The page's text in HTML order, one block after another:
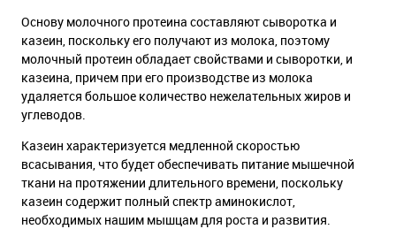
Основу молочного протеина составляют сыворотка и
казеин, поскольку его получают из молока, поэтому
молочный протеин обладает свойствами и сыворотки, и
казеина, причем при его производстве из молока
удаляется большое количество нежелательных жиров и
углеводов.
Казеин характеризуется медленной скоростью
всасывания, что будет обеспечивать питание мышечной
ткани на протяжении длительного времени, поскольку
казеин содержит полный спектр аминокислот,
необходимых нашим мышцам для роста и развития.